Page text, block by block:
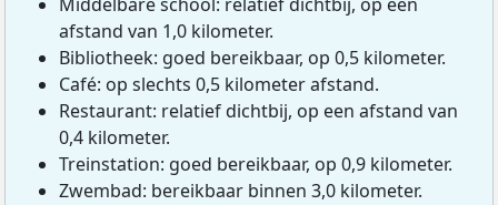
Middelbare school: relatief dichtbij, op een
afstand van 1,0 kilometer.
Bibliotheek: goed bereikbaar, op 0,5 kilometer.
Café: op slechts 0,5 kilometer afstand.
Restaurant: relatief dichtbij, op een afstand van
0,4 kilometer.
Treinstation: goed bereikbaar, op 0,9 kilometer.
Zwembad: bereikbaar binnen 3,0 kilometer.